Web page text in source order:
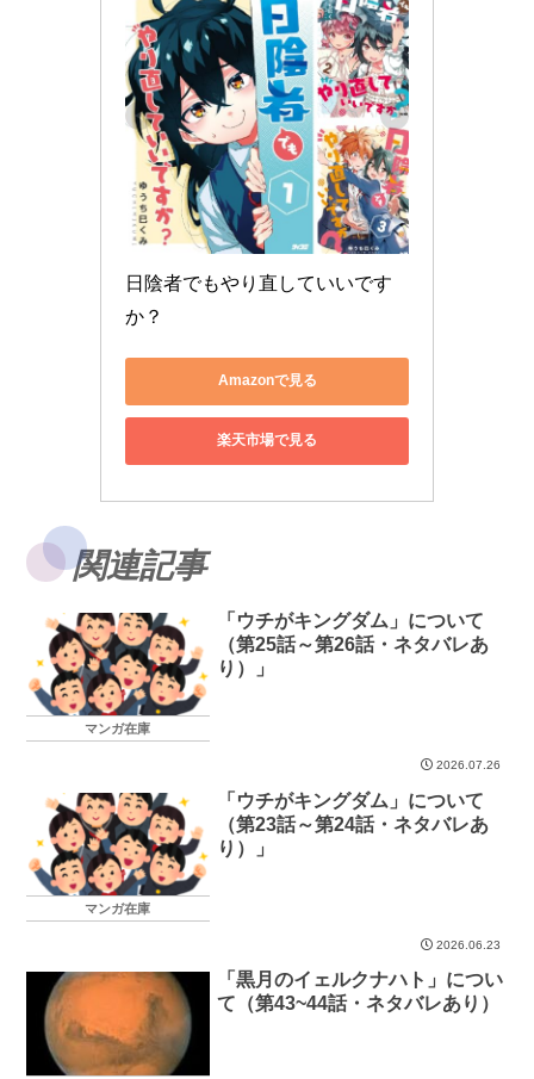
日陰者でもやり直していいです
か？
Amazonで見る
楽天市場で見る
関連記事
マンガ在庫
「ウチがキングダム」について
（第25話～第26話・ネタバレあ
り）」
2026.07.26
マンガ在庫
「ウチがキングダム」について
（第23話～第24話・ネタバレあ
り）」
2026.06.23
「黒月のイェルクナハト」につい
て（第43~44話・ネタバレあり）